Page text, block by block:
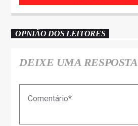
OPNIÃO DOS LEITORES
DEIXE UMA RESPOSTA